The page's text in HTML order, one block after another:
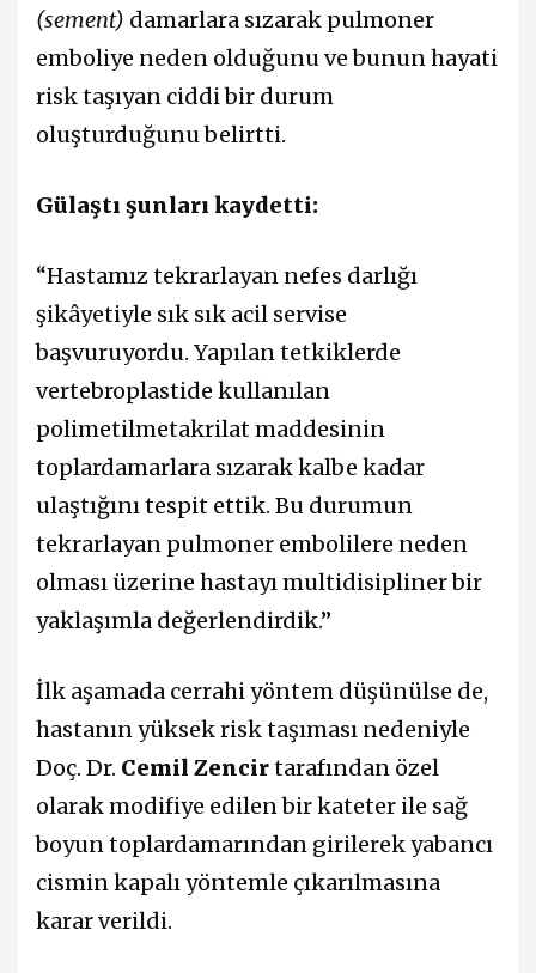
(sement) damarlara sızarak pulmoner
emboliye neden olduğunu ve bunun hayati
risk taşıyan ciddi bir durum
oluşturduğunu belirtti.
Gülaştı şunları kaydetti:
“Hastamız tekrarlayan nefes darlığı
şikâyetiyle sık sık acil servise
başvuruyordu. Yapılan tetkiklerde
vertebroplastide kullanılan
polimetilmetakrilat maddesinin
toplardamarlara sızarak kalbe kadar
ulaştığını tespit ettik. Bu durumun
tekrarlayan pulmoner embolilere neden
olması üzerine hastayı multidisipliner bir
yaklaşımla değerlendirdik.”
İlk aşamada cerrahi yöntem düşünülse de,
hastanın yüksek risk taşıması nedeniyle
Doç. Dr. Cemil Zencirtarafından özel
olarak modifiye edilen bir kateter ile sağ
boyun toplardamarından girilerek yabancı
cismin kapalı yöntemle çıkarılmasına
karar verildi.